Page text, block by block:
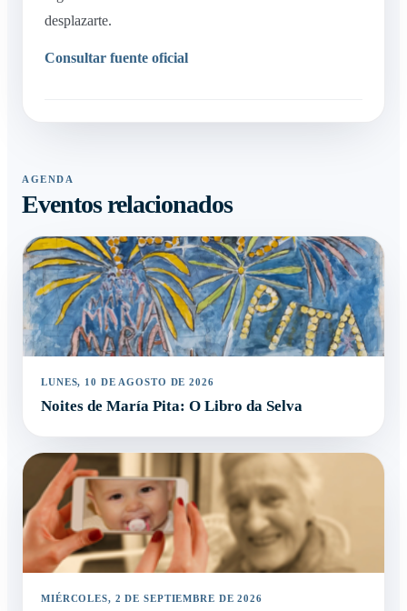
desplazarte.
Consultar fuente oficial
AGENDA
Eventos relacionados
LUNES, 10 DE AGOSTO DE 2026
Noites de María Pita: O Libro da Selva
MIÉRCOLES, 2 DE SEPTIEMBRE DE 2026